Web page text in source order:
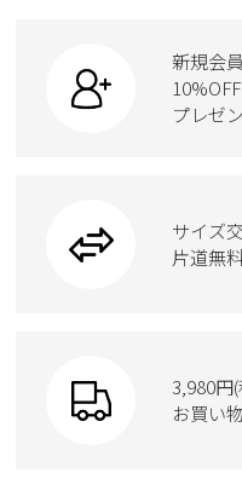
カジュアルシューズ
ワークシューズ
ウェア
moz
ローファー
ブーツ
Parade
スクール
new balance
ボディバッグ
ハンドバッグ
トートバッグ
ケア用品
新規会
プレゼ
サイズ
片道無
3,980円
お買い